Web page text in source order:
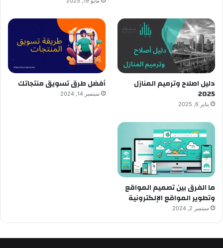
دليل اصلاح وترميم المنازل
2025
يناير 6, 2025
أفضل طرق تسويق منتجاتك
سبتمبر 14, 2024
ما الفرق بين تصميم المواقع
وتطوير المواقع الإلكترونية
سبتمبر 2, 2024